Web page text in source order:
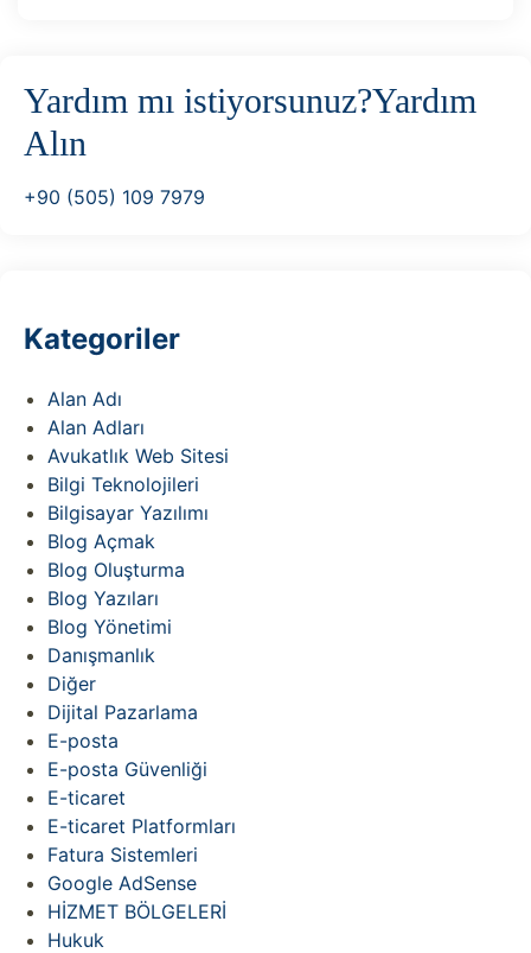
Yardım mı istiyorsunuz?Yardım
Alın
+90 (505) 109 7979
Kategoriler
Alan Adı
Alan Adları
Avukatlık Web Sitesi
Bilgi Teknolojileri
Bilgisayar Yazılımı
Blog Açmak
Blog Oluşturma
Blog Yazıları
Blog Yönetimi
Danışmanlık
Diğer
Dijital Pazarlama
E-posta
E-posta Güvenliği
E-ticaret
E-ticaret Platformları
Fatura Sistemleri
Google AdSense
HİZMET BÖLGELERİ
Hukuk